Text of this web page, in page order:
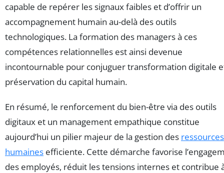
capable de repérer les signaux faibles et d’offrir un
accompagnement humain au-delà des outils
technologiques. La formation des managers à ces
compétences relationnelles est ainsi devenue
incontournable pour conjuguer transformation digitale
préservation du capital humain.
En résumé, le renforcement du bien-être via des outils
digitaux et un management empathique constitue
aujourd’hui un pilier majeur de la gestion des ressources
humaines efficiente. Cette démarche favorise
des employés, réduit les tensions internes et contribue